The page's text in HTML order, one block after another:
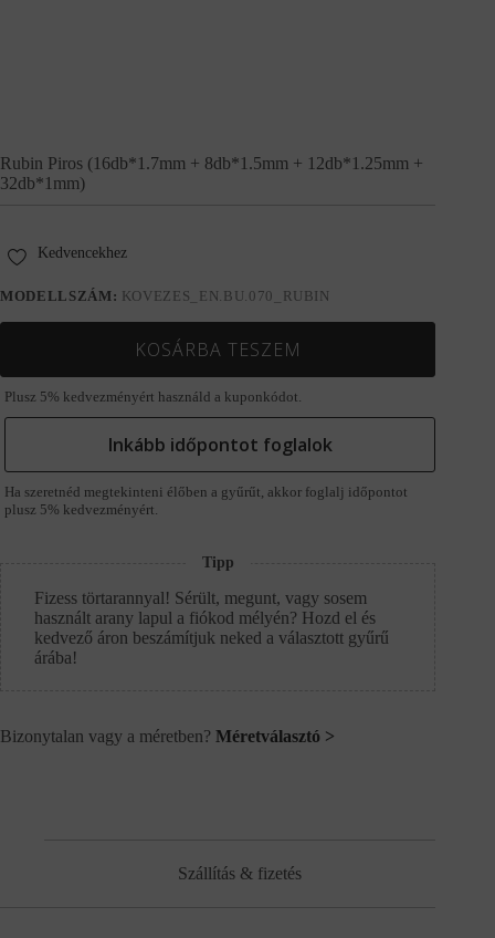
Rubin Piros (16db*1.7mm + 8db*1.5mm + 12db*1.25mm +
32db*1mm)
MODELLSZÁM: KOVEZES_EN.BU.070_RUBIN
Kedvencekhez
KOSÁRBA TESZEM
Plusz 5% kedvezményért használd a kuponkódot.
Inkább időpontot foglalok
Ha szeretnéd megtekinteni élőben a gyűrűt, akkor foglalj időpontot
plusz 5% kedvezményért.
Tipp
Fizess törtarannyal! Sérült, megunt, vagy sosem
használt arany lapul a fiókod mélyén? Hozd el és
kedvező áron beszámítjuk neked a választott gyűrű
árába!
Bizonytalan vagy a méretben? Méretválasztó >
Szállítás & fizetés